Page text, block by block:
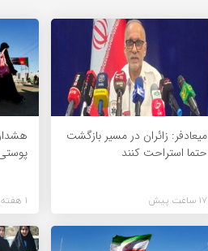
میعادفر: زائران در مسیر بازگشت
حتما استراحت کنند
17 ساعت پیش 1 هفته پیش